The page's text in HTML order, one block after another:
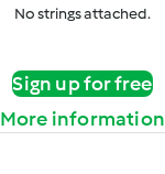
No strings attached.
Sign up for free
More information